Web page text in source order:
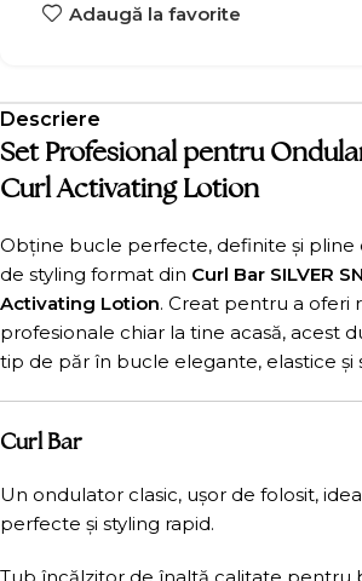
Adaugă la favorite
Descriere
Set Profesional pentru
Curl Activating Lotion
Obține bucle perfecte, definite și pline
de styling format din Curl Bar SILVER
Activating Lotion. Creat pentru a oferi
profesionale chiar la tine acasă, acest
tip de păr în bucle elegante, elastice și
Curl Bar
Un ondulator clasic, ușor de folosit,
perfecte și styling rapid.